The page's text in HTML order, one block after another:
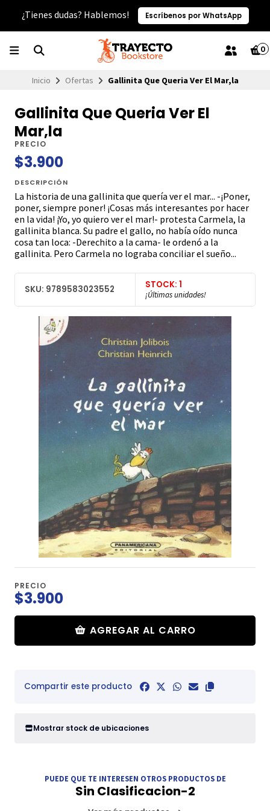
¿Tienes dudas? Hablemos! Escríbenos por WhatsApp
0
Inicio Ofertas Gallinita Que Queria Ver El Mar,la
Gallinita Que Queria Ver El
Mar,la
PRECIO
$3.900
DESCRIPCIÓN
La historia de una gallinita que quería ver el mar... -¡Poner,
poner, siempre poner! ¡Cosas más interesantes por hacer
en la vida! ¡Yo, yo quiero ver el mar!- protesta Carmela, la
gallinita blanca. Su padre el gallo, no había oído nunca
cosa tan loca: -Derechito a la cama- le ordenó a la
gallinita. Pero Carmela no lograba conciliar el sueño...
SKU: 9789583023552 STOCK: 1
¡Últimas unidades!
PRECIO
$3.900
AGREGAR AL CARRO
Compartir este producto
Mostrar stock de ubicaciones
PUEDE QUE TE INTERESEN OTROS PRODUCTOS DE
Sin Clasificacion-2